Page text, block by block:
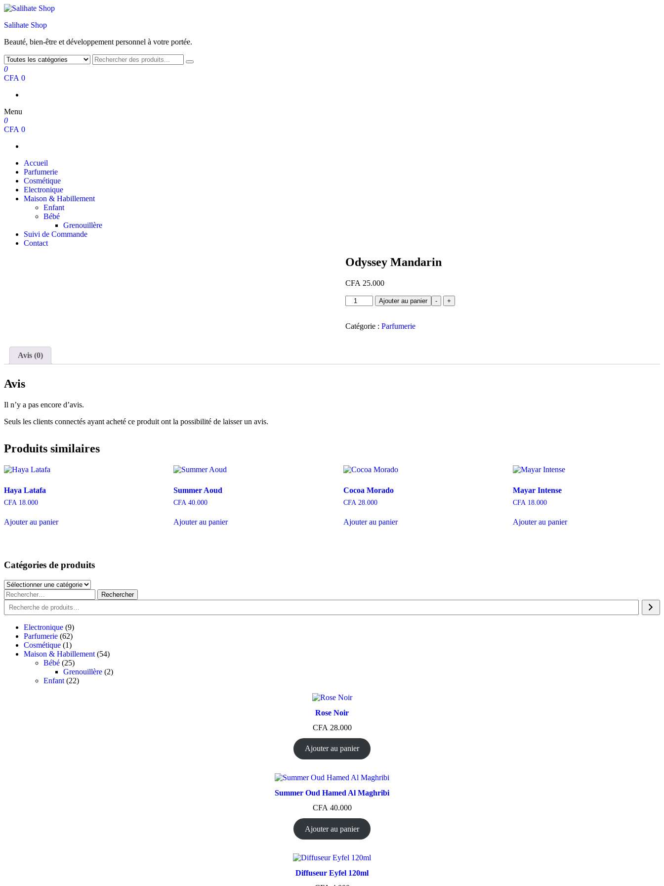
Salihate Shop
Beauté, bien-être et développement personnel à votre portée.
0
CFA 0
Menu
0
CFA 0
Accueil
Parfumerie
Cosmétique
Electronique
Maison & Habillement
Enfant
Bébé
Grenouillère
Suivi de Commande
Contact
Odyssey Mandarin
CFA 25.000
-
quantité
de
Mandarin
+
Ajouter au panier
Catégorie : Parfumerie
Avis (0)
Avis
Il n’y a pas encore d’avis.
Seuls les clients connectés ayant acheté ce produit ont la possibilité de laisser un avis.
Produits similaires
Haya Latafa
CFA 18.000
Ajouter au panier
Summer Aoud
CFA 40.000
Ajouter au panier
Cocoa Morado
CFA 28.000
Ajouter au panier
Mayar Intense
CFA 18.000
Ajouter au panier
Catégories de produits
Catégories
de
produits
Rechercher :
Recherche
Electronique 99
produits
Parfumerie 6262
produits
Cosmétique 11
produit
Maison & Habillement 5454
Bébé 2525
produits
Grenouillère 22
Enfant 2222
Rose Noir
CFA 28.000
Ajouter au panier
Summer Oud Hamed Al Maghribi
CFA 40.000
Ajouter au panier
Diffuseur Eyfel 120ml